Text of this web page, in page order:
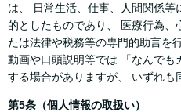
は、 日常生活、仕事、人間関係等
的としたものであり、 医療行為、
たは法律や税務等の専門的助言を
動画や口頭説明等では 「なんで
する場合がありますが、 いずれも
第5条（個人情報の取扱い）